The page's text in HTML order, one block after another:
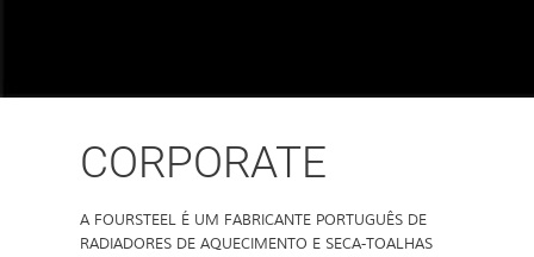
CORPORATE
A FOURSTEEL É UM FABRICANTE PORTUGUÊS DE
RADIADORES DE AQUECIMENTO E SECA-TOALHAS